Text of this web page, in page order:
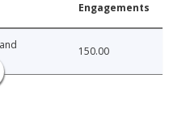
Engagements
150.00